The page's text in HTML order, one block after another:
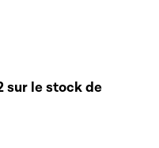
sur le stock de